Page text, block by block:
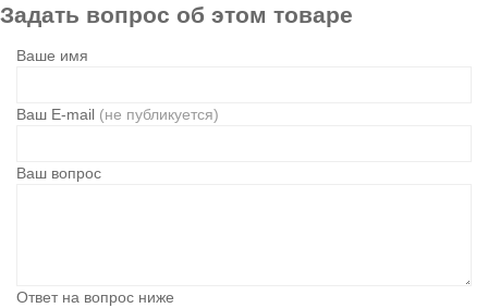
Задать вопрос об этом товаре
Ваше имя
Ваш E-mail (не публикуется)
Ваш вопрос
Ответ на вопрос ниже